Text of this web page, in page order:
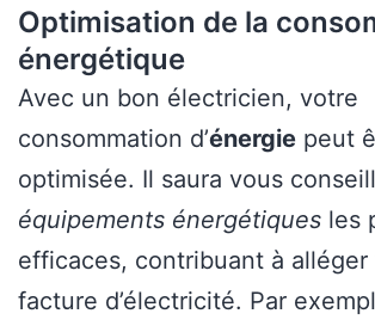
Optimisation de la
énergétique
Avec un bon électricien, votre
consommation d’énergie peut
optimisée. Il saura vous
équipements énergétiques les
efficaces, contribuant à alléger
facture d’électricité. Par